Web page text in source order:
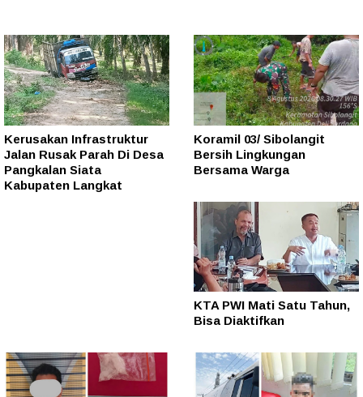
Kerusakan Infrastruktur
Jalan Rusak Parah Di Desa
Pangkalan Siata
Kabupaten Langkat
Koramil 03/ Sibolangit
Bersih Lingkungan
Bersama Warga
KTA PWI Mati Satu Tahun,
Bisa Diaktifkan